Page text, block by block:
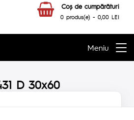
Coş de cumpărături
0 produs(e) - 0,00 LEI
Meniu
D 30x60